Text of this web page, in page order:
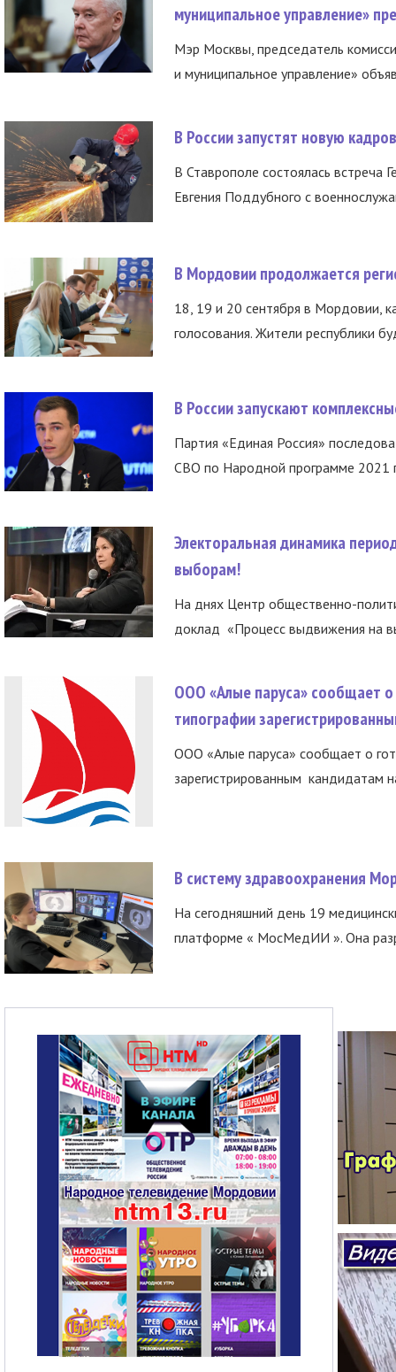
муниципальное управление»
Мэр Москвы, председатель
и муниципальное управление»
В России запустят новую
В Ставрополе состоялась встреча
Евгения Поддубного с
В Мордовии продолжается
18, 19 и 20 сентября в Мордовии,
голосования. Жители республики
В России запускают
Партия «Единая Россия»
СВО по Народной программе 2021
Электоральная динамика
выборам!
На днях Центр общественно-
доклад «Процесс выдвижения на
ООО «Алые паруса» сообщает о
типографии
ООО «Алые паруса» сообщает о
зарегистрированным кандидатам
В систему здравоохранения
На сегодняшний день 19
платформе « МосМедИИ ». Она